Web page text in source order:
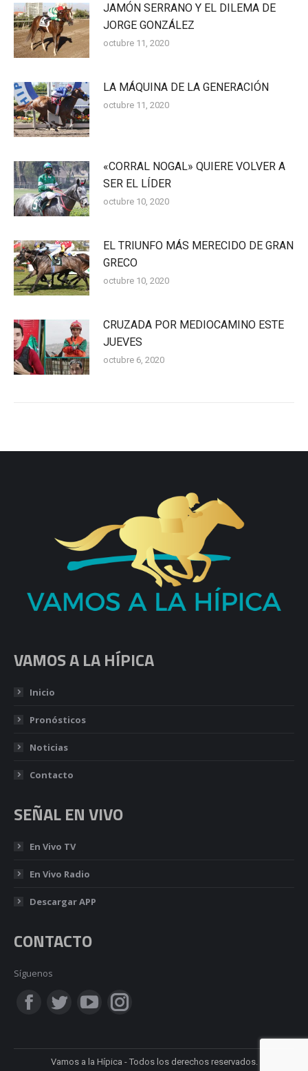
JAMÓN SERRANO Y EL DILEMA DE
JORGE GONZÁLEZ
octubre 11, 2020
LA MÁQUINA DE LA GENERACIÓN
octubre 11, 2020
«CORRAL NOGAL» QUIERE VOLVER A
SER EL LÍDER
octubre 10, 2020
EL TRIUNFO MÁS MERECIDO DE GRAN
GRECO
octubre 10, 2020
CRUZADA POR MEDIOCAMINO ESTE
JUEVES
octubre 6, 2020
VAMOS A LA HÍPICA
Inicio
Pronósticos
Noticias
Contacto
SEÑAL EN VIVO
En Vivo TV
En Vivo Radio
Descargar APP
CONTACTO
Síguenos
Encuéntranos en:
Facebook
opens
Twitter
opens
YouTube
opens
Instagram
opens
Vamos a la Hípica - Todos los derechos reservados.